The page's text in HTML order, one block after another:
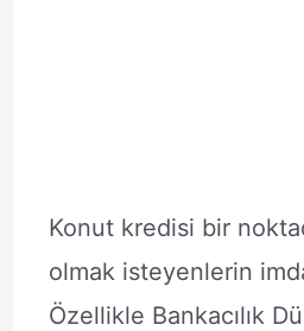
Konut kredisi bir
olmak isteyenlerin
Özellikle Bankacılık